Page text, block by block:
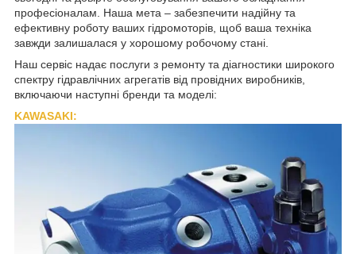
професіоналам. Наша мета – забезпечити надійну та
ефективну роботу ваших гідромоторів, щоб ваша техніка
завжди залишалася у хорошому робочому стані.
Наш сервіс надає послуги з ремонту та діагностики широкого
спектру гідравлічних агрегатів від провідних виробників,
включаючи наступні бренди та моделі:
KAWASAKI: